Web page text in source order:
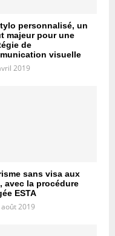
personnalisé, un
majeur pour une
de
visuelle
2019
sans visa aux
avec la procédure
ESTA
août 2019